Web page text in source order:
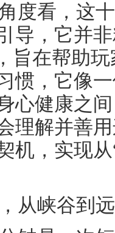
度看，这
导，它并
旨在帮助
惯，它像
心健康之
理解并善
机，实现
从峡谷到